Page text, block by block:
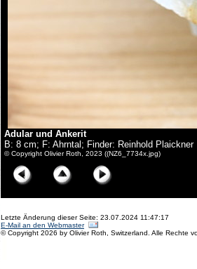
Adular und Ankerit
B: 8 cm; F: Ahrntal; Finder: Reinhold Plaickner
© Copyright Olivier Roth, 2023 ((NZ6_7734x.jpg)
Letzte Änderung dieser Seite: 23.07.2024 11:47:17
E-Mail an den Webmaster
© Copyright 2026 by Olivier Roth, Switzerland. Alle Rechte